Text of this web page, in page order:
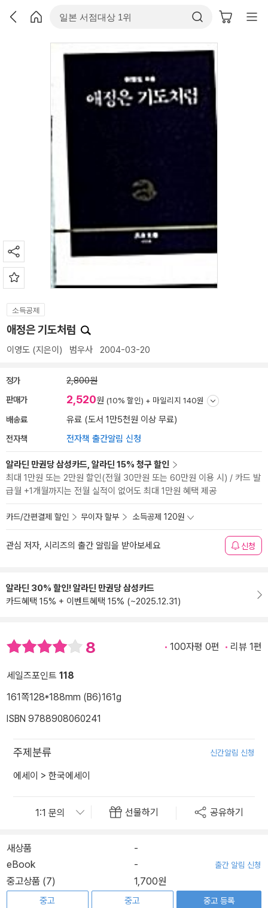
소득공제
애정은 기도처럼
이영도 (지은이) 범우사 2004-03-20
정가 2,800원
판매가 2,520원 (10% 할인) + 마일리지 140원
배송료 유료 (도서 1만5천원 이상 무료)
전자책 전자책 출간알림 신청
알라딘 만권당 삼성카드, 알라딘 15% 청구 할인
최대 1만원 또는 2만원 할인(전월 30만원 또는 60만원 이용 시) / 카드 발
급월 +1개월까지는 전월 실적이 없어도 최대 1만원 혜택 제공
카드/간편결제 할인 무이자 할부 소득공제 120원
관심 저자, 시리즈의 출간 알림을 받아보세요 신청
알라딘 30% 할인! 알라딘 만권당 삼성카드
카드혜택 15% + 이벤트혜택 15% (~2025.12.31)
8 100자평 0편 리뷰 1편
세일즈포인트 118
161쪽128*188mm (B6)161g
ISBN 9788908060241
주제분류 신간알림 신청
에세이 > 한국에세이
선물하기 공유하기
새상품
-
eBook
- 출간 알림 신청
중고상품 (7) 1,700원
중고
중고
중고 등록